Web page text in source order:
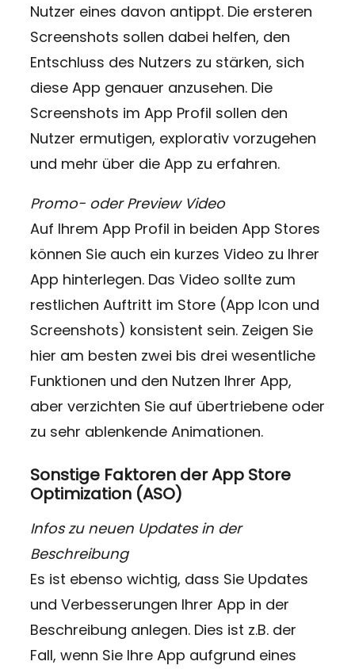
Nutzer eines davon antippt. Die ersteren
Screenshots sollen dabei helfen, den
Entschluss des Nutzers zu stärken, sich
diese App genauer anzusehen. Die
Screenshots im App Profil sollen den
Nutzer ermutigen, explorativ vorzugehen
und mehr über die App zu erfahren.
Promo- oder Preview Video
Auf Ihrem App Profil in beiden App Stores
können Sie auch ein kurzes Video zu Ihrer
App hinterlegen. Das Video sollte zum
restlichen Auftritt im Store (App Icon und
Screenshots) konsistent sein. Zeigen Sie
hier am besten zwei bis drei wesentliche
Funktionen und den Nutzen Ihrer App,
aber verzichten Sie auf übertriebene oder
zu sehr ablenkende Animationen.
Sonstige Faktoren der App Store
Optimization (ASO)
Infos zu neuen Updates in der
Beschreibung
Es ist ebenso wichtig, dass Sie Updates
und Verbesserungen Ihrer App in der
Beschreibung anlegen. Dies ist z.B. der
Fall, wenn Sie Ihre App aufgrund eines